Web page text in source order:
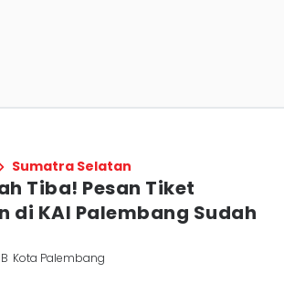
Sumatra Selatan
Tiba! Pesan Tiket
di KAI Palembang Sudah
Kota Palembang